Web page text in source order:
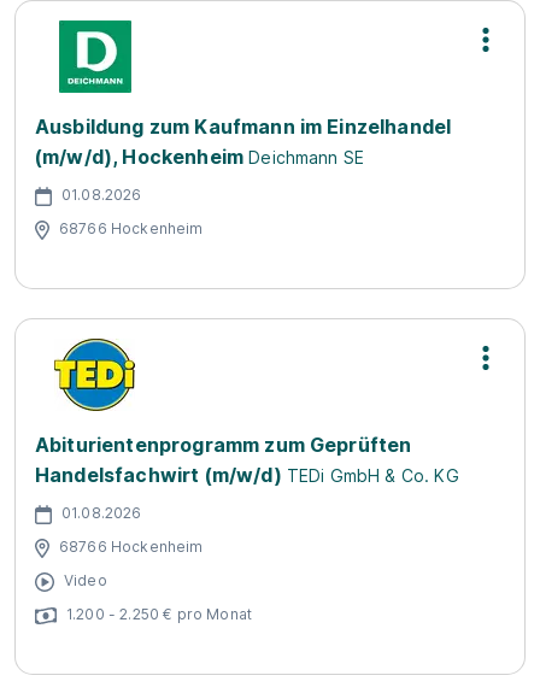
Ausbildung zum Kaufmann im Einzelhandel
(m/w/d), Hockenheim Deichmann SE
01.08.2026
68766 Hockenheim
Abiturientenprogramm zum Geprüften
Handelsfachwirt (m/w/d) TEDi GmbH & Co. KG
01.08.2026
68766 Hockenheim
Video
1.200 - 2.250 € pro Monat